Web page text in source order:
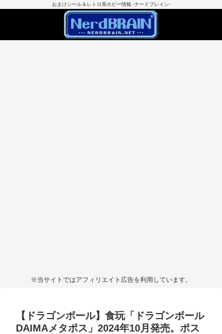
おまけシール＆レトロ系ホビー情報 -ナードブレイン-
※当サイトではアフィリエイト広告を利用しています。
【ドラゴンボール】食玩「ドラゴンボール
DAIMAメタポス」2024年10月発売。ポス